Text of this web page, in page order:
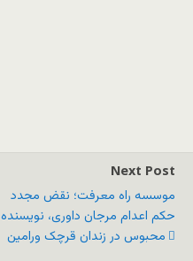
Next Post
موسسه راه معرفت؛ نقض مجدد
حکم اعدام مرجان داوری، نویسنده
محبوس در زندان قرچک ورامین